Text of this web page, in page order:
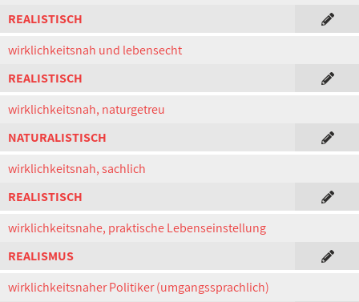
REALISTISCH
wirklichkeitsnah und lebensecht
REALISTISCH
wirklichkeitsnah, naturgetreu
NATURALISTISCH
wirklichkeitsnah, sachlich
REALISTISCH
wirklichkeitsnahe, praktische Lebenseinstellung
REALISMUS
wirklichkeitsnaher Politiker (umgangssprachlich)